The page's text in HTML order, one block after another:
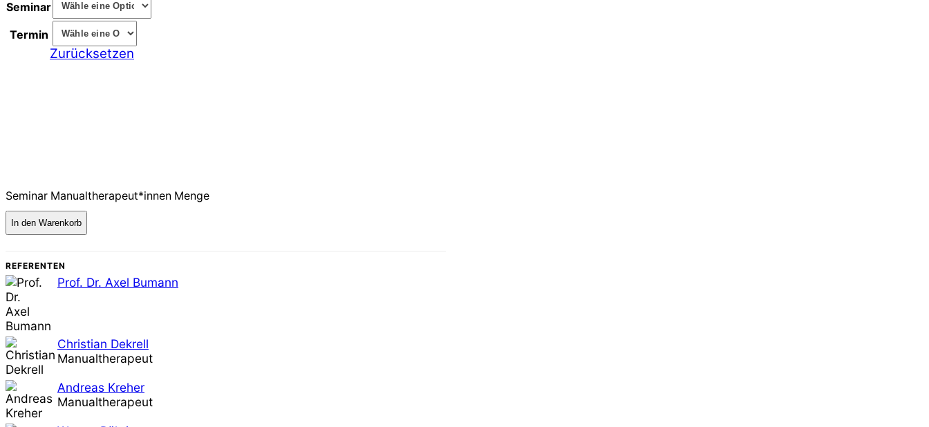
Seminar
Termin
Zurücksetzen
Seminar Manualtherapeut*innen Menge
In den Warenkorb
REFERENTEN
Prof. Dr. Axel Bumann
Christian Dekrell
Manualtherapeut
Andreas Kreher
Manualtherapeut